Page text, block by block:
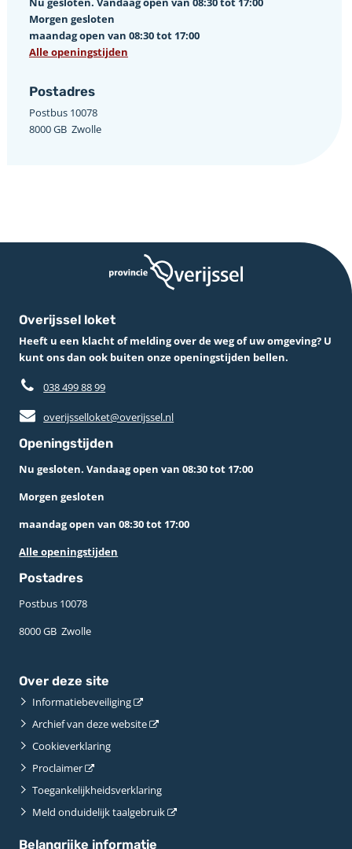
Morgen gesloten
maandag open van 08:30 tot 17:00
Alle openingstijden
Postadres
Postbus 10078 ­
8000 GB ­ Zwolle
Overijssel loket
Heeft u een klacht of melding over de weg of uw omgeving? U
kunt ons dan ook buiten onze openingstijden bellen.
038 499 88 99
overijsselloket@overijssel.nl
Openingstijden
Nu gesloten. Vandaag open van 08:30 tot 17:00
Morgen gesloten
maandag open van 08:30 tot 17:00
Alle openingstijden
Postadres
Postbus 10078 ­
8000 GB ­ Zwolle
Over deze site
Informatiebeveiliging
Archief van deze website
Cookieverklaring
Proclaimer
Toegankelijkheidsverklaring
Meld onduidelijk taalgebruik
Belangrijke informatie